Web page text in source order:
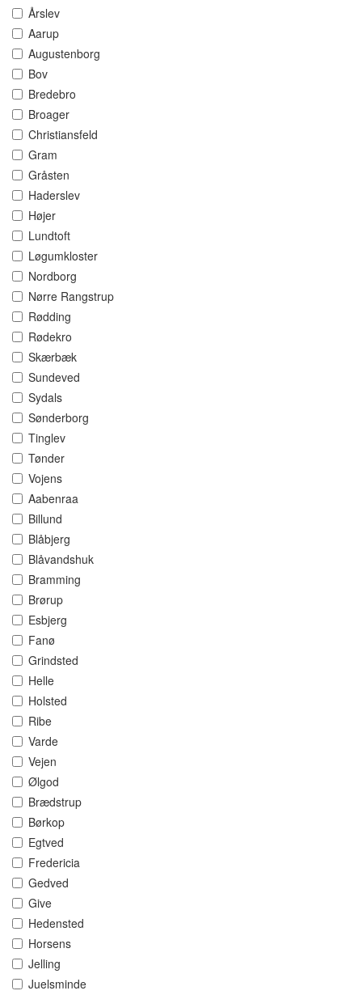
Årslev
Aarup
Augustenborg
Bov
Bredebro
Broager
Christiansfeld
Gram
Gråsten
Haderslev
Højer
Lundtoft
Løgumkloster
Nordborg
Nørre Rangstrup
Rødding
Rødekro
Skærbæk
Sundeved
Sydals
Sønderborg
Tinglev
Tønder
Vojens
Aabenraa
Billund
Blåbjerg
Blåvandshuk
Bramming
Brørup
Esbjerg
Fanø
Grindsted
Helle
Holsted
Ribe
Varde
Vejen
Ølgod
Brædstrup
Børkop
Egtved
Fredericia
Gedved
Give
Hedensted
Horsens
Jelling
Juelsminde